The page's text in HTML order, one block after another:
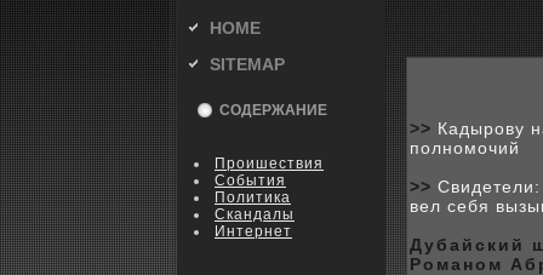
HOME
SITEMAP
СОДЕРЖАНИЕ
Пpoишествия
События
Политика
Скандалы
Интернет
>> Кадырову
полномочий
>>
вел себя
Дубайский
Романом